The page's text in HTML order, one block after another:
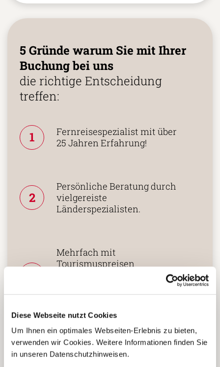
Diese Webseite nutzt Cookies
Um Ihnen ein optimales Webseiten-Erlebnis zu bieten,
verwenden wir Cookies. Weitere Informationen finden Sie
in unseren Datenschutzhinweisen.
5 Gründe warum Sie mit Ihrer
Buchung bei uns
die richtige Entscheidung
treffen:
1
Fernreisespezialist mit über
25 Jahren Erfahrung!
2
Persönliche Beratung durch
vielgereiste
Länderspezialisten.
Mehrfach mit
Tourismuspreisen
nachhaltiges Unternehmen
zertifiziert.
4
Zusammenarbeit in den
Reiseländern nur mit eigenen